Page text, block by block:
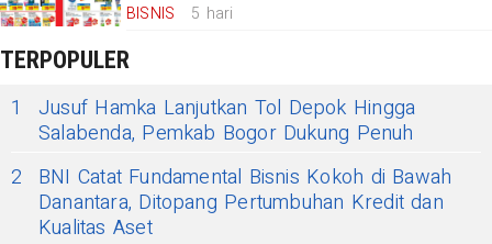
BISNIS 5 hari
TERPOPULER
1
Jusuf Hamka Lanjutkan Tol Depok Hingga
Salabenda, Pemkab Bogor Dukung Penuh
2
BNI Catat Fundamental Bisnis Kokoh di Bawah
Danantara, Ditopang Pertumbuhan Kredit dan
Kualitas Aset